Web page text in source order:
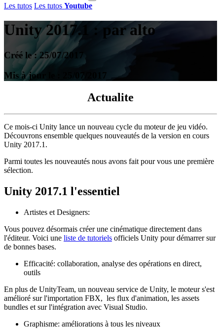
Les tutos Les tutos Youtube
Unity 2017.1 : par alto
Créé le : 25/07/2017
Mis à jour le : 25/07/2017
Actualite
Ce mois-ci Unity lance un nouveau cycle du moteur de jeu vidéo.
Découvrons ensemble quelques nouveautés de la version en cours
Unity 2017.1.
Parmi toutes les nouveautés nous avons fait pour vous une première
sélection.
Unity 2017.1 l'essentiel
Artistes et Designers:
Vous pouvez désormais créer une cinématique directement dans
l'éditeur. Voici une liste de tutoriels officiels Unity pour démarrer sur
de bonnes bases.
Efficacité: collaboration, analyse des opérations en direct,
outils
En plus de UnityTeam, un nouveau service de Unity, le moteur s'est
amélioré sur l'importation FBX, les flux d'animation, les assets
bundles et sur l'intégration avec Visual Studio.
Graphisme: améliorations à tous les niveaux